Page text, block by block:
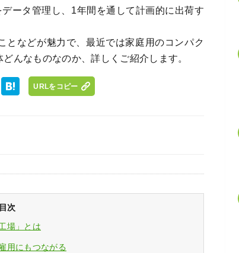
ータ管理し、1年間を通して計画的に出荷す
となどが魅力で、最近では家庭用のコンパク
んなものなのか、詳しくご紹介します。
URLをコピー
目次
場」とは
用にもつながる